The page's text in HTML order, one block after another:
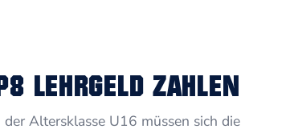
LEHRGELD ZAHLEN
Altersklasse U16 müssen sich die